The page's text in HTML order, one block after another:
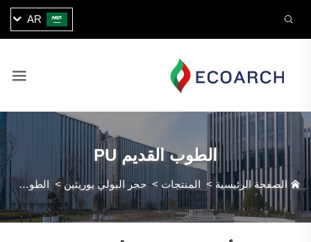
AR
الطوب القديم PU
الصفحة الرئيسية > المنتجات >حجر البولي يوريثين> الطوب القديم PU